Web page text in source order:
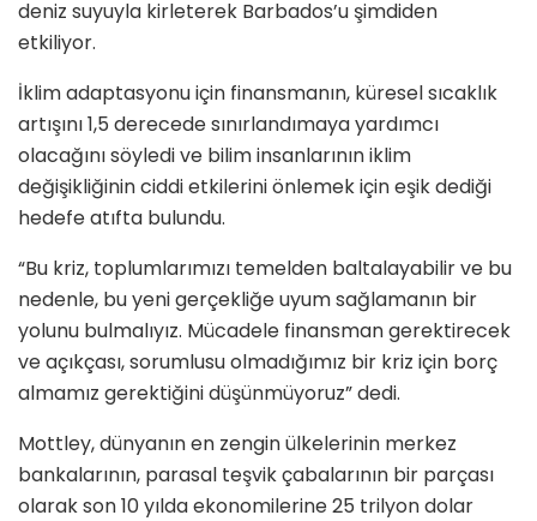
deniz suyuyla kirleterek Barbados’u şimdiden
etkiliyor.
İklim adaptasyonu için finansmanın, küresel sıcaklık
artışını 1,5 derecede sınırlandımaya yardımcı
olacağını söyledi ve bilim insanlarının iklim
değişikliğinin ciddi etkilerini önlemek için eşik dediği
hedefe atıfta bulundu.
“Bu kriz, toplumlarımızı temelden baltalayabilir ve bu
nedenle, bu yeni gerçekliğe uyum sağlamanın bir
yolunu bulmalıyız. Mücadele finansman gerektirecek
ve açıkçası, sorumlusu olmadığımız bir kriz için borç
almamız gerektiğini düşünmüyoruz” dedi.
Mottley, dünyanın en zengin ülkelerinin merkez
bankalarının, parasal teşvik çabalarının bir parçası
olarak son 10 yılda ekonomilerine 25 trilyon dolar